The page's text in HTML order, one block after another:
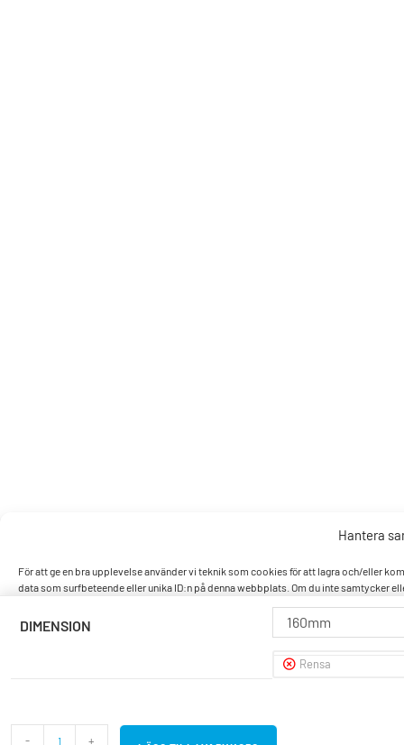
Hantera
För att ge en bra upplevelse använder vi teknik som cookies för att lagra och/eller
data som surfbeteende eller unika ID:n på denna webbplats. Om du inte samtycker
DIMENSION 160mm
Rensa
- +